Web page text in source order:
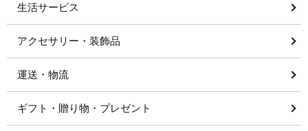
生活サービス
アクセサリー・装飾品
運送・物流
ギフト・贈り物・プレゼント